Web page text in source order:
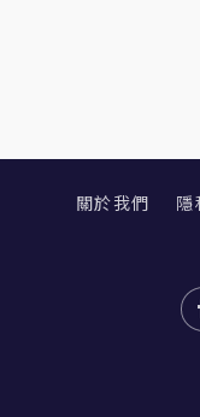
關於我們 隱